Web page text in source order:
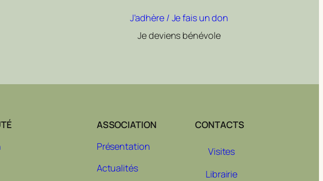
J’adhère / Je fais un don
Je deviens bénévole
ASSOCIATION
Présentation
Actualités
CONTACTS
Visites
Librairie